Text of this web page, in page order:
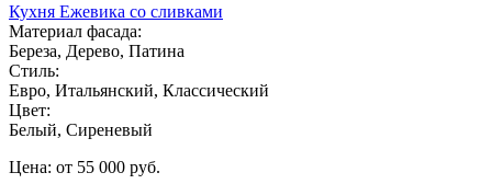
Кухня Ежевика со сливками
Материал фасада:
Береза, Дерево, Патина
Стиль:
Евро, Итальянский, Классический
Цвет:
Белый, Сиреневый
Цена: от 55 000 руб.